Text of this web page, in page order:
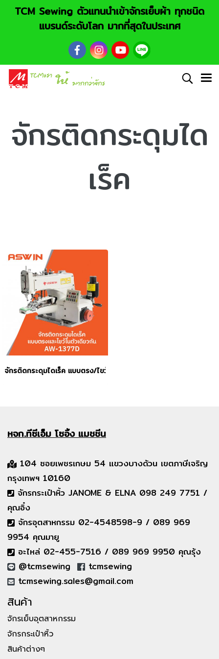
TCM Sewing ตัวแทนนำเข้าจักรเย็บผ้า ทุกชนิด
แบรนด์ระดับโลก มากที่สุดในประเทศ
จักรติดกระดุมได
เร็ค
จักรติดกระดุมไดเร็ค แบบตรง/ไขว้ในตัวเดียวกัน ASWIN รุ่น AW-1377D
หจก.ทีซีเอ็มโซอิ้ง แมชชีน
104 ซอยเพชรเกษม 54 แขวงบางด้วน เขตภาษีเจริญ
กรุงเทพฯ 10160
จักรกระเป๋าหิ้ว JANOME & ELNA 098 249 7751 /
คุณอิ๋ง
จักรอุตสาหกรรม 02-4548598-9 / 089 969
9954 คุณมายู
อะไหล่ 02-455-7516 / 089 969 9950 คุณรุ้ง
@tcmsewing
tcmsewing
tcmsewing.sales@gmail.com
สินค้า
จักรเย็บอุตสาหกรรม
จักรกระเป๋าหิ้ว
สินค้าต่างๆ